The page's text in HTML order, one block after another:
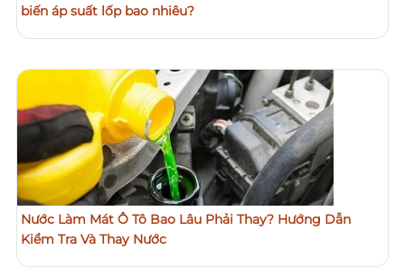
biến áp suất lốp bao nhiêu?
Nước Làm Mát Ô Tô Bao Lâu Phải Thay? Hướng Dẫn
Kiểm Tra Và Thay Nước